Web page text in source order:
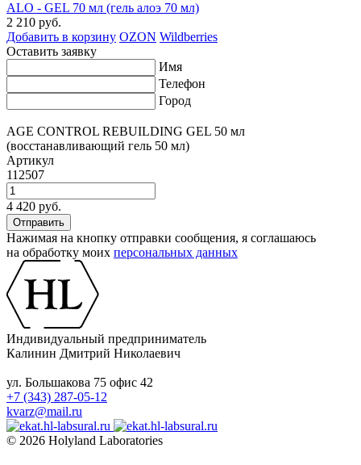
ALO - GEL 70 мл (гель алоэ 70 мл)
2 210 руб.
Добавить в корзину OZON Wildberries
Оставить заявку
Имя
Телефон
Город
AGE CONTROL REBUILDING GEL 50 мл
(восстанавливающий гель 50 мл)
Артикул
112507
4 420 руб.
Нажимая на кнопку отправки сообщения, я соглашаюсь
на обработку моих персональных данных
Индивидуальный предприниматель
Калинин Дмитрий Николаевич
ул. Большакова 75 офис 42
+7 (343) 287-05-12
kvarz@mail.ru
© 2026 Holyland Laboratories